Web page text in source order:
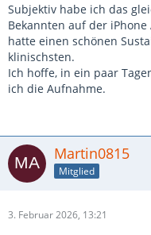
Subjektiv habe ich das
Bekannten auf der
hatte einen schönen
klinischsten.
Ich hoffe, in ein paar
ich die Aufnahme.
Martin0815
Mitglied
3. Februar 2026, 13:21